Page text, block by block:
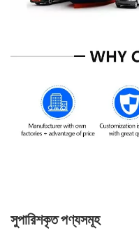
সুপারিশকৃত পণ্যসমূহ